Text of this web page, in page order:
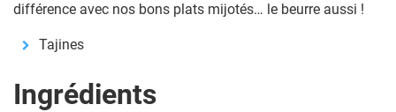
différence avec nos bons plats mijotés… le beurre aussi !
Tajines
Ingrédients